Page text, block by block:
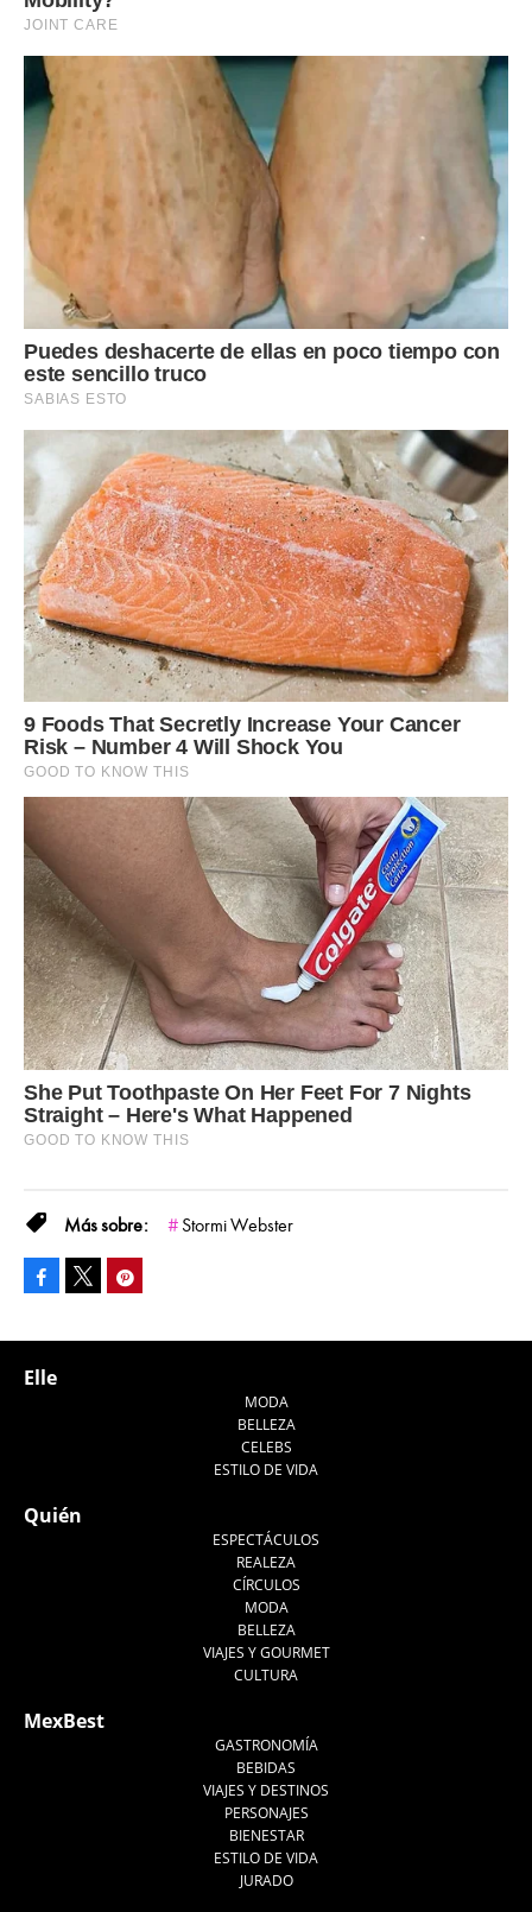
Stormi Webster
Facebook
Elle
MODA
BELLEZA
CELEBS
ESTILO DE VIDA
Quién
ESPECTÁCULOS
REALEZA
CÍRCULOS
MODA
BELLEZA
VIAJES Y GOURMET
CULTURA
MexBest
GASTRONOMÍA
BEBIDAS
VIAJES Y DESTINOS
PERSONAJES
BIENESTAR
ESTILO DE VIDA
JURADO